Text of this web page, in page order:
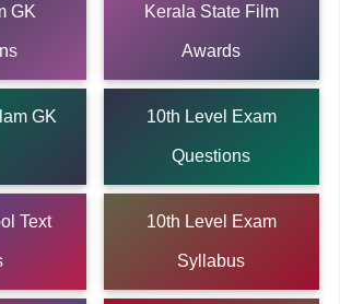
GK Kerala State Film
Awards
GK 10th Level Exam
Questions
Text 10th Level Exam
Syllabus